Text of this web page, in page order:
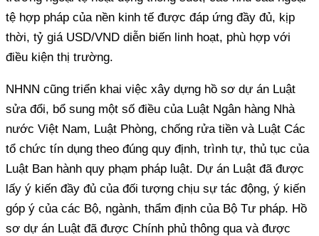
tệ hợp pháp của nền kinh tế được đáp ứng đầy đủ, kịp
thời, tỷ giá USD/VND diễn biến linh hoạt, phù hợp với
điều kiện thị trường.
NHNN cũng triển khai việc xây dựng hồ sơ dự án Luật
sửa đổi, bổ sung một số điều của Luật Ngân hàng Nhà
nước Việt Nam, Luật Phòng, chống rửa tiền và Luật Các
tổ chức tín dụng theo đúng quy định, trình tự, thủ tục của
Luật Ban hành quy phạm pháp luật. Dự án Luật đã được
lấy ý kiến đầy đủ của đối tượng chịu sự tác động, ý kiến
góp ý của các Bộ, ngành, thẩm định của Bộ Tư pháp. Hồ
sơ dự án Luật đã được Chính phủ thông qua và được